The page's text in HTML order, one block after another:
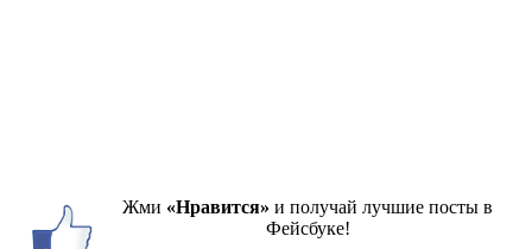
Жми «Нравится» и получай лучшие посты в
Фейсбуке!